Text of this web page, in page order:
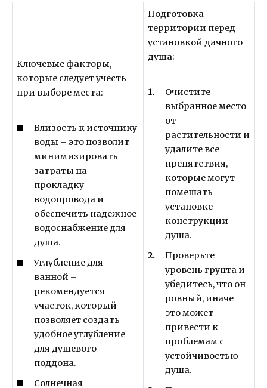
Ключевые факторы,
которые следует учесть
при выборе места:
Близость к источнику
воды – это позволит
минимизировать
затраты на
прокладку
водопровода и
обеспечить надежное
водоснабжение для
душа.
Углубление для
ванной –
рекомендуется
участок, который
позволяет создать
удобное углубление
для душевого
поддона.
Солнечная
Подготовка
территории перед
установкой дачного
душа:
Очистите
выбранное место
от
растительности и
удалите все
препятствия,
которые могут
помешать
установке
конструкции
душа.
Проверьте
уровень грунта и
убедитесь, что он
ровный, иначе
это может
привести к
проблемам с
устойчивостью
душа.